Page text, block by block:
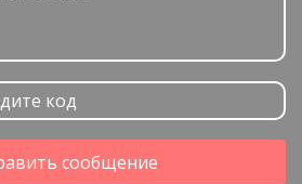
сообщение